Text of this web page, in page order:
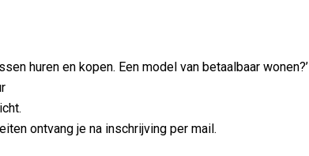
huren en kopen. Een model van betaalbaar wonen?’
ontvang je na inschrijving per mail.